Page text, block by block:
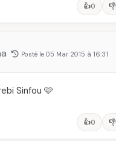
👍0 👎
Posté le 05 Mar 2015 à 16:31
Sinfou 🩷
👍0 👎